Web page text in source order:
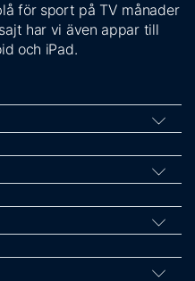
för sport på TV månader
har vi även appar till
och iPad.